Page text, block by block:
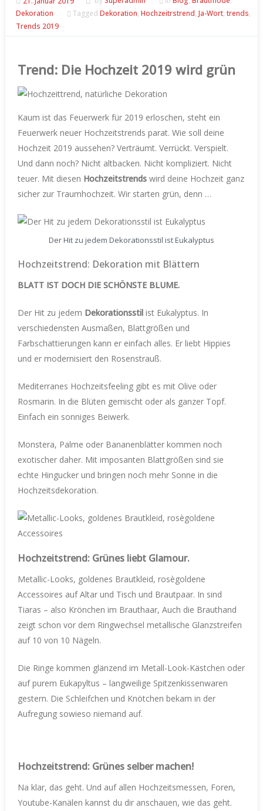
Dekoration
Tagged Dekoration, Hochzeitrstrend, Ja-Wort, trends,
Trends 2019
Trend: Die Hochzeit 2019 wird grün
Kaum ist das Feuerwerk für 2019 erloschen, steht ein
Feuerwerk neuer Hochzeitstrends parat. Wie soll deine
Hochzeit 2019 aussehen? Verträumt. Verrückt. Verspielt.
Und dann noch? Nicht altbacken. Nicht kompliziert. Nicht
teuer. Mit diesen Hochzeitstrends wird deine Hochzeit ganz
sicher zur Traumhochzeit. Wir starten grün, denn …
Der Hit zu jedem Dekorationsstil ist Eukalyptus
Hochzeitstrend: Dekoration mit Blättern
BLATT IST DOCH DIE SCHÖNSTE BLUME.
Der Hit zu jedem Dekorationsstil ist Eukalyptus. In
verschiedensten Ausmaßen, Blattgrößen und
Farbschattierungen kann er einfach alles. Er liebt Hippies
und er modernisiert den Rosenstrauß.
Mediterranes Hochzeitsfeeling gibt es mit Olive oder
Rosmarin. In die Blüten gemischt oder als ganzer Topf.
Einfach ein sonniges Beiwerk.
Monstera, Palme oder Bananenblätter kommen noch
exotischer daher. Mit imposanten Blattgrößen sind sie
echte Hingucker und bringen noch mehr Sonne in die
Hochzeitsdekoration.
Hochzeitstrend: Grünes liebt Glamour.
Metallic-Looks, goldenes Brautkleid, rosègoldene
Accessoires auf Altar und Tisch und Brautpaar. In sind
Tiaras – also Krönchen im Brauthaar, Auch die Brauthand
zeigt schon vor dem Ringwechsel metallische Glanzstreifen
auf 10 von 10 Nägeln.
Die Ringe kommen glänzend im Metall-Look-Kästchen oder
auf purem Eukapyltus – langweilige Spitzenkissenwaren
gestern. Die Schleifchen und Knötchen bekam in der
Aufregung sowieso niemand auf.
Hochzeitstrend: Grünes selber machen!
Na klar, das geht. Und auf allen Hochzeitsmessen, Foren,
Youtube-Kanälen kannst du dir anschauen, wie das geht.